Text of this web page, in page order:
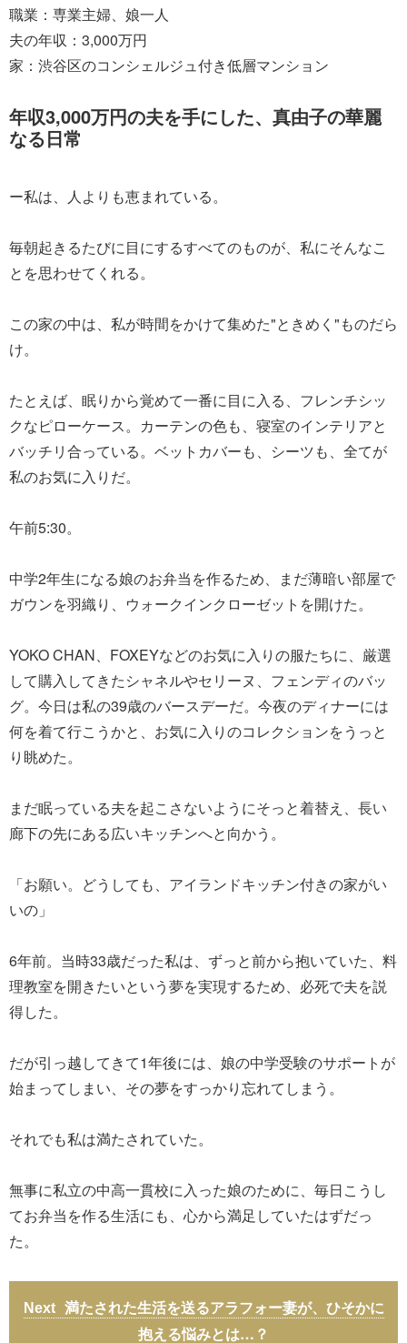
職業：専業主婦、娘一人
夫の年収：3,000万円
家：渋谷区のコンシェルジュ付き低層マンション
年収3,000万円の夫を手にした、真由子の華麗
なる日常
ー私は、人よりも恵まれている。
毎朝起きるたびに目にするすべてのものが、私にそんなこ
とを思わせてくれる。
この家の中は、私が時間をかけて集めた"ときめく"ものだら
け。
たとえば、眠りから覚めて一番に目に入る、フレンチシッ
クなピローケース。カーテンの色も、寝室のインテリアと
バッチリ合っている。ベットカバーも、シーツも、全てが
私のお気に入りだ。
午前5:30。
中学2年生になる娘のお弁当を作るため、まだ薄暗い部屋で
ガウンを羽織り、ウォークインクローゼットを開けた。
YOKO CHAN、FOXEYなどのお気に入りの服たちに、厳選
して購入してきたシャネルやセリーヌ、フェンディのバッ
グ。今日は私の39歳のバースデーだ。今夜のディナーには
何を着て行こうかと、お気に入りのコレクションをうっと
り眺めた。
まだ眠っている夫を起こさないようにそっと着替え、長い
廊下の先にある広いキッチンへと向かう。
「お願い。どうしても、アイランドキッチン付きの家がい
いの」
6年前。当時33歳だった私は、ずっと前から抱いていた、料
理教室を開きたいという夢を実現するため、必死で夫を説
得した。
だが引っ越してきて1年後には、娘の中学受験のサポートが
始まってしまい、その夢をすっかり忘れてしまう。
それでも私は満たされていた。
無事に私立の中高一貫校に入った娘のために、毎日こうし
てお弁当を作る生活にも、心から満足していたはずだっ
た。
満たされた生活を送るアラフォー妻が、ひそかに
抱える悩みとは…？